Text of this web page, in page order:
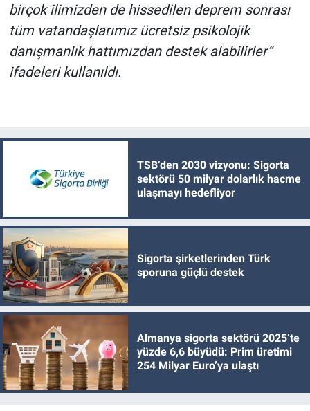
birçok ilimizden de hissedilen deprem sonrası
tüm vatandaşlarımız ücretsiz psikolojik
danışmanlık hattımızdan destek alabilirler”
ifadeleri kullanıldı.
TSB’den 2030 vizyonu: Sigorta
sektörü 50 milyar dolarlık hacme
ulaşmayı hedefliyor
Sigorta şirketlerinden Türk
sporuna güçlü destek
Almanya sigorta sektörü 2025’te
yüzde 6,6 büyüdü: Prim üretimi
254 Milyar Euro’ya ulaştı